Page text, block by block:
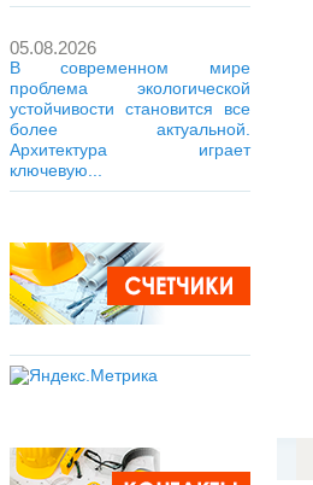
05.08.2026
В современном мире
проблема экологической
устойчивости становится все
более актуальной.
Архитектура играет
ключевую...